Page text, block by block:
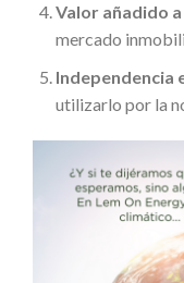
Valor añadido
mercado
Independencia
utilizarlo por la